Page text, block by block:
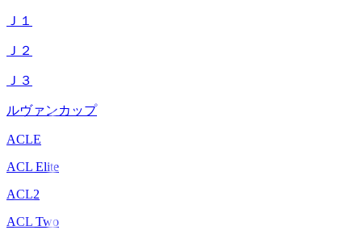
Ｊ１
Ｊ２
Ｊ３
ルヴァンカップ
ACLE
ACL Elite
ACL2
ACL Two